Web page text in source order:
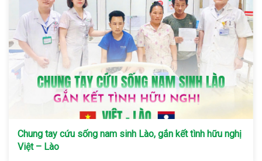
Chung tay cứu sống nam sinh Lào, gắn kết tình hữu nghị
Việt – Lào